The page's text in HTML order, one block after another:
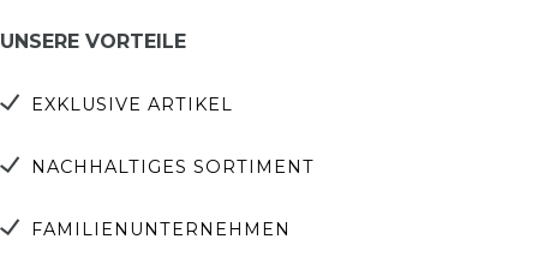
UNSERE VORTEILE
EXKLUSIVE ARTIKEL
NACHHALTIGES SORTIMENT
FAMILIENUNTERNEHMEN